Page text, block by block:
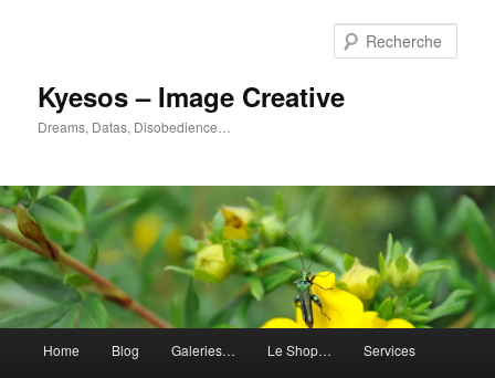
Kyesos – Image Creative
Dreams, Datas, Disobedience…
principal
Home Blog Galeries… Le Shop… Services